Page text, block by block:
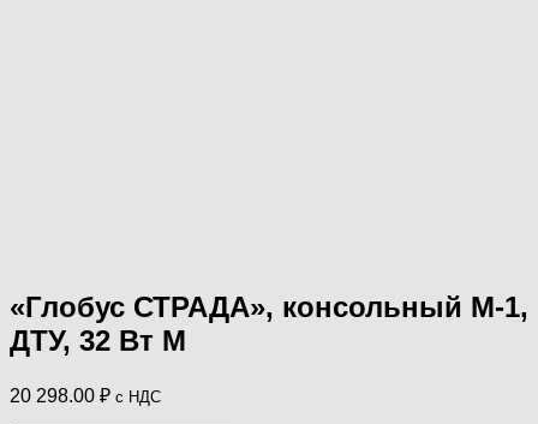
«Глобус СТРАДА», консольный М-1,
ДТУ, 32 Вт М
20 298.00 ₽ с НДС